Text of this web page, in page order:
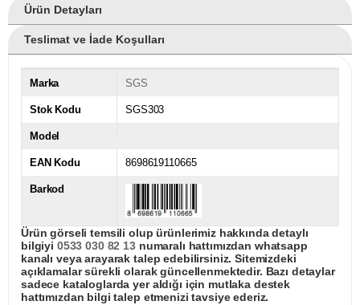
Ürün Detayları
Teslimat ve İade Koşulları
Marka SGS
Stok Kodu SGS303
Model
EAN Kodu 8698619110665
Barkod
Ürün görseli temsili olup ürünlerimiz hakkında detaylı
bilgiyi 0533 030 82 13numaralı hattımızdan whatsapp
kanalı veya arayarak talep edebilirsiniz. Sitemizdeki
açıklamalar sürekli olarak güncellenmektedir. Bazı detaylar
sadece kataloglarda yer aldığı için mutlaka destek
hattımızdan bilgi talep etmenizi tavsiye ederiz.